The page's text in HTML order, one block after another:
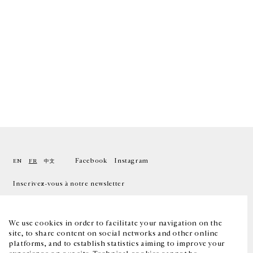
We use cookies in order to facilitate your navigation on the
site, to share content on social networks and other online
platforms, and to establish statistics aiming to improve your
EN FR 中文 Facebook Instagram
Inscrivez-vous à notre newsletter